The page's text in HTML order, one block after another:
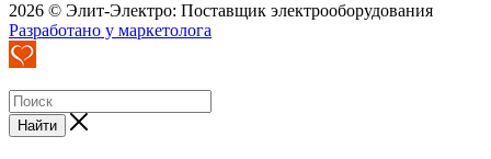
2026 © Элит-Электро: Поставщик электрооборудования
Разработано у маркетолога
Найти